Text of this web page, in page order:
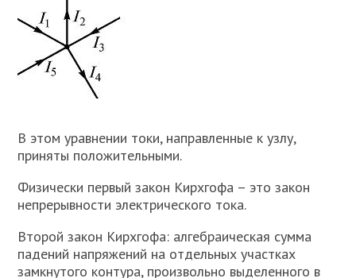
В этом уравнении токи, направленные к узлу,
приняты положительными.
Физически первый закон Кирхгофа – это закон
непрерывности электрического тока.
Второй закон Кирхгофа: алгебраическая сумма
падений напряжений на отдельных участках
замкнутого контура, произвольно выделенного в